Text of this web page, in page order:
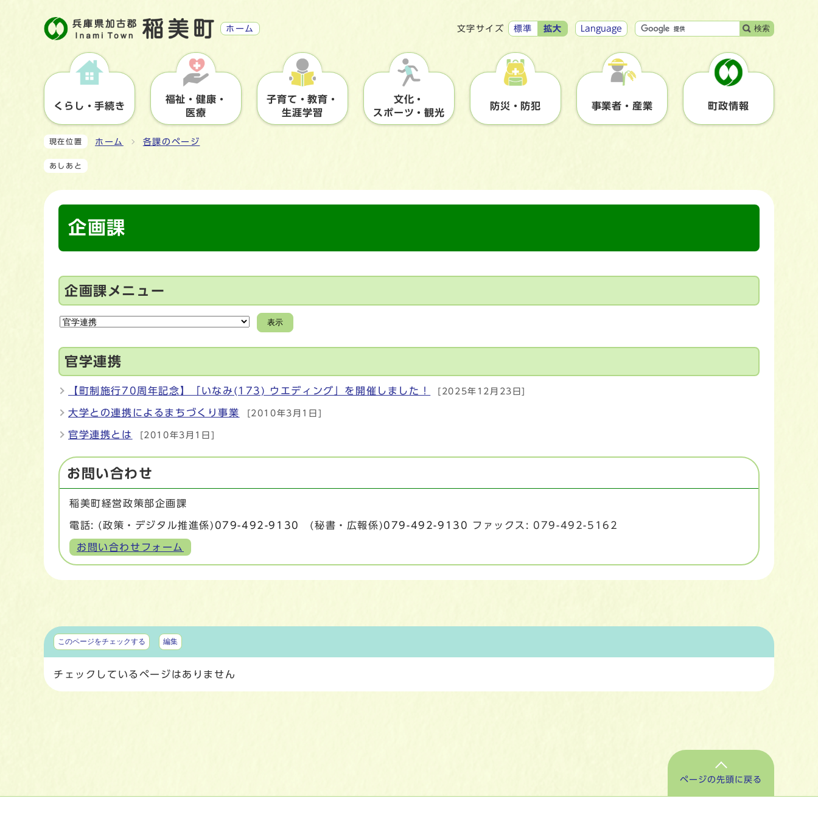
ホーム 文字サイズ 標準 拡大 Language 検索
くらし・手続き
福祉・健康・
医療
子育て・教育・
生涯学習
文化・
スポーツ・観光
防災・防犯 事業者・産業 町政情報
現在位置 ホーム 各課のページ
あしあと
企画課
企画課メニュー
表示
官学連携
【町制施行70周年記念】「いなみ(173) ウエディング」を開催しました！ [2025年12月23日]
大学との連携によるまちづくり事業 [2010年3月1日]
官学連携とは [2010年3月1日]
お問い合わせ
稲美町経営政策部企画課
電話: (政策・デジタル推進係) 079-492-9130 (秘書・広報係)079-492-9130 ファックス: 079-492-5162
お問い合わせフォーム
マイページ
このページをチェックする 編集
チェックしているページはありません
ページの先頭に戻る